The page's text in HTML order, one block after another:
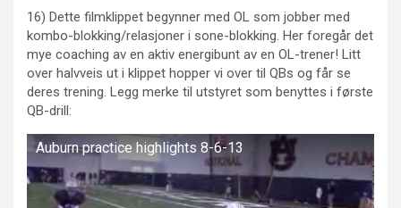
16) Dette filmklippet begynner med OL som jobber med
kombo-blokking/relasjoner i sone-blokking. Her foregår det
mye coaching av en aktiv energibunt av en OL-trener! Litt
over halvveis ut i klippet hopper vi over til QBs og får se
deres trening. Legg merke til utstyret som benyttes i første
QB-drill:
Auburn practice highlights 8-6-13